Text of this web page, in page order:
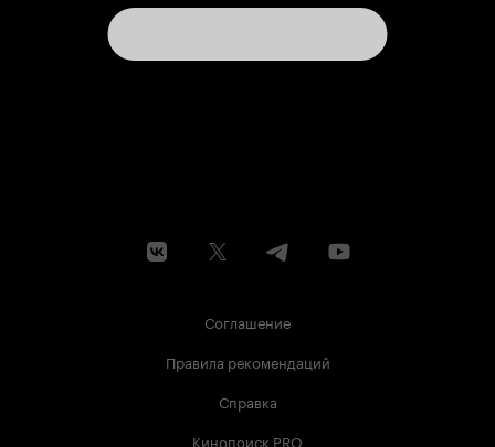
Соглашение
Правила рекомендаций
Справка
Кинопоиск PRO